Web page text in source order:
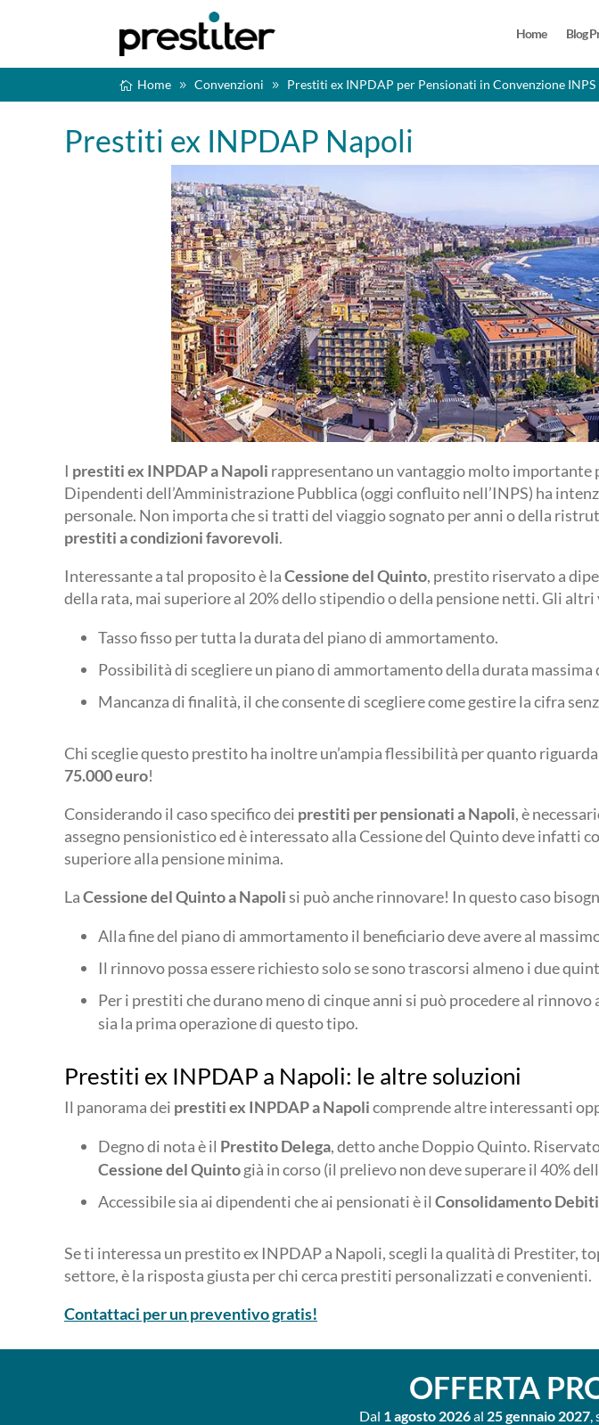
Home Blog
Home Convenzioni Prestiti ex INPDAP per Pensionati in Convenzione INPS
Prestiti ex INPDAP Napoli
I prestiti ex INPDAP a Napoli rappresentano un vantaggio molto importante
Dipendenti dell’Amministrazione Pubblica (oggi confluito nell’INPS) ha
personale. Non importa che si tratti del viaggio sognato per anni o della
prestiti a condizioni favorevoli.
Interessante a tal proposito è laCessione del Quinto, prestito riservato a
della rata, mai superiore al 20% dello stipendio o della pensione netti. Gli altri
Tasso fisso per tutta la durata del piano di ammortamento.
Possibilità di scegliere un piano di ammortamento della durata massima
Mancanza di finalità, il che consente di scegliere come gestire la cifra
Chi sceglie questo prestito ha inoltre un’ampia flessibilità per quanto
75.000 euro!
Considerando il caso specifico dei prestiti per pensionati a Napoli, è
assegno pensionistico ed è interessato alla Cessione del Quinto deve infatti
superiore alla pensione minima.
LaCessione del Quinto aNapolisi può anche rinnovare! In questo caso
Alla fine del piano di ammortamento il beneficiario deve avere al
Il rinnovo possa essere richiesto solo se sono trascorsi almeno i due
Per i prestiti che durano meno di cinque anni si può procedere al
sia la prima operazione di questo tipo.
Prestiti ex INPDAP a Napoli: le altre soluzioni
Il panorama dei prestiti ex INPDAP a Napolicomprende altre interessanti
Degno di nota è il Prestito Delega, detto anche Doppio Quinto.
Cessione del Quintogià in corso (il prelievo non deve superare il 40%
Accessibile sia ai dipendenti che ai pensionati è il Consolidamento Debiti
Se ti interessa un prestito ex INPDAP a Napoli, scegli la qualità di Prestiter,
settore, è la risposta giusta per chi cerca prestiti personalizzati e convenienti.
Contattaci per un preventivo gratis!
OFFERTA
Dal 1 agosto 2026al 25 gennaio 2027,